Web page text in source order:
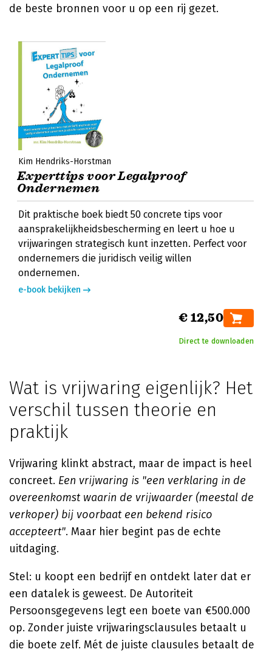
de beste bronnen voor u op een rij gezet.
Kim Hendriks-Horstman
Experttips voor Legalproof
Ondernemen
Dit praktische boek biedt 50 concrete tips voor
aansprakelijkheidsbescherming en leert u hoe u
vrijwaringen strategisch kunt inzetten. Perfect voor
ondernemers die juridisch veilig willen
ondernemen.
e-book bekijken
€ 12,50
Direct te downloaden
Wat is vrijwaring eigenlijk? Het
verschil tussen theorie en
praktijk
Vrijwaring klinkt abstract, maar de impact is heel
concreet. Een vrijwaring is "een verklaring in de
overeenkomst waarin de vrijwaarder (meestal de
verkoper) bij voorbaat een bekend risico
accepteert". Maar hier begint pas de echte
uitdaging.
Stel: u koopt een bedrijf en ontdekt later dat er
een datalek is geweest. De Autoriteit
Persoonsgegevens legt een boete van €500.000
op. Zonder juiste vrijwaringsclausules betaalt u
die boete zelf. Mét de juiste clausules betaalt de